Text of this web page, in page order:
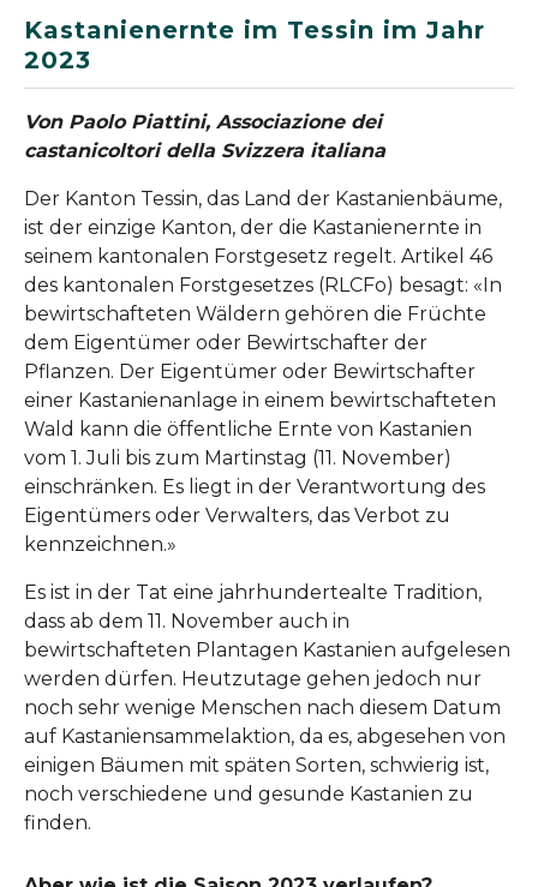
Kastanienernte im Tessin im Jahr
2023
Von Paolo Piattini, Associazione dei
castanicoltori della Svizzera italiana
Der Kanton Tessin, das Land der Kastanienbäume,
ist der einzige Kanton, der die Kastanienernte in
seinem kantonalen Forstgesetz regelt. Artikel 46
des kantonalen Forstgesetzes (RLCFo) besagt: «In
bewirtschafteten Wäldern gehören die Früchte
dem Eigentümer oder Bewirtschafter der
Pflanzen. Der Eigentümer oder Bewirtschafter
einer Kastanienanlage in einem bewirtschafteten
Wald kann die öffentliche Ernte von Kastanien
vom 1. Juli bis zum Martinstag (11. November)
einschränken. Es liegt in der Verantwortung des
Eigentümers oder Verwalters, das Verbot zu
kennzeichnen.»
Es ist in der Tat eine jahrhundertealte Tradition,
dass ab dem 11. November auch in
bewirtschafteten Plantagen Kastanien aufgelesen
werden dürfen. Heutzutage gehen jedoch nur
noch sehr wenige Menschen nach diesem Datum
auf Kastaniensammelaktion, da es, abgesehen von
einigen Bäumen mit späten Sorten, schwierig ist,
noch verschiedene und gesunde Kastanien zu
finden.